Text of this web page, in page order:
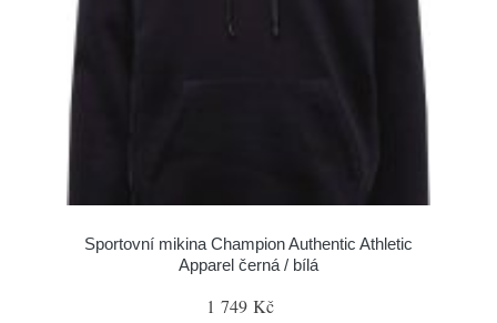
Sportovní mikina Champion Authentic Athletic
Apparel černá / bílá
1 749 Kč